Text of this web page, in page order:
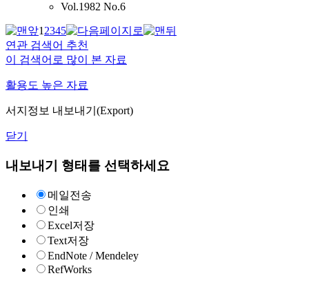
Vol.1982 No.6
12345
연관 검색어 추천
이 검색어로 많이 본 자료
활용도 높은 자료
서지정보 내보내기(Export)
닫기
내보내기 형태를 선택하세요
메일전송
인쇄
Excel저장
Text저장
EndNote / Mendeley
RefWorks